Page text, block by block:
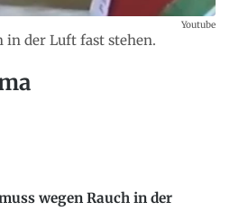
der Luft fast stehen.
Youtube
wegen Rauch in der